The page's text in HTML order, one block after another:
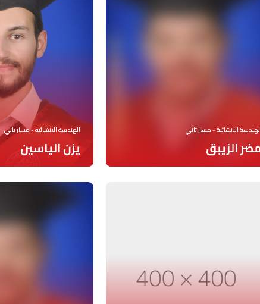
الانشائية - مسار ثاني
الزيبق
الهندسة الانشائية - مسار ثاني
يزن الياسين